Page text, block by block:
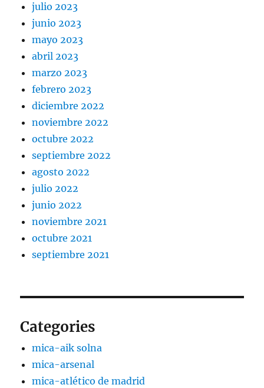
julio 2023
junio 2023
mayo 2023
abril 2023
marzo 2023
febrero 2023
diciembre 2022
noviembre 2022
octubre 2022
septiembre 2022
agosto 2022
julio 2022
junio 2022
noviembre 2021
octubre 2021
septiembre 2021
Categories
mica-aik solna
mica-arsenal
mica-atlético de madrid